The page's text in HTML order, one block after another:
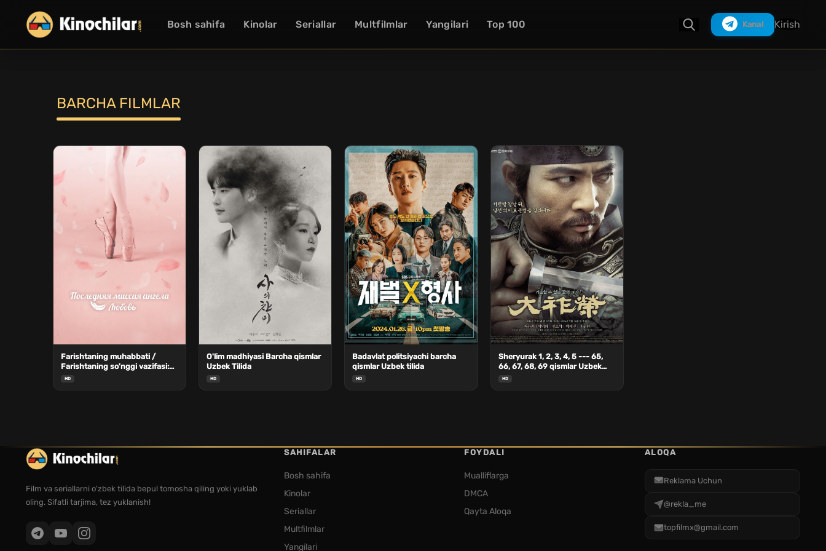
Bosh sahifa Kinolar Seriallar Multfilmlar Yangilari Top 100 Kanal Kirish
BARCHA FILMLAR
Farishtaning muhabbati /
Farishtaning so'nggi vazifasi:
Sevgi Barcha qismlar Uzbek
HD
O'lim madhiyasi Barcha qismlar
Uzbek Tilida
HD
Badavlat politsiyachi barcha
qismlar Uzbek tilida
HD
Sheryurak 1, 2, 3, 4, 5 --- 65,
66, 67, 68, 69 qismlar Uzbek
Tilida
HD
Film va seriallarni o'zbek tilida bepul tomosha qiling yoki yuklab
oling. Sifatli tarjima, tez yuklanish!
SAHIFALAR
Bosh sahifa
Kinolar
Seriallar
Multfilmlar
Yangilari
FOYDALI
Mualliflarga
DMCA
Qayta Aloqa
ALOQA
Reklama Uchun
@rekla_me
topfilmx@gmail.com